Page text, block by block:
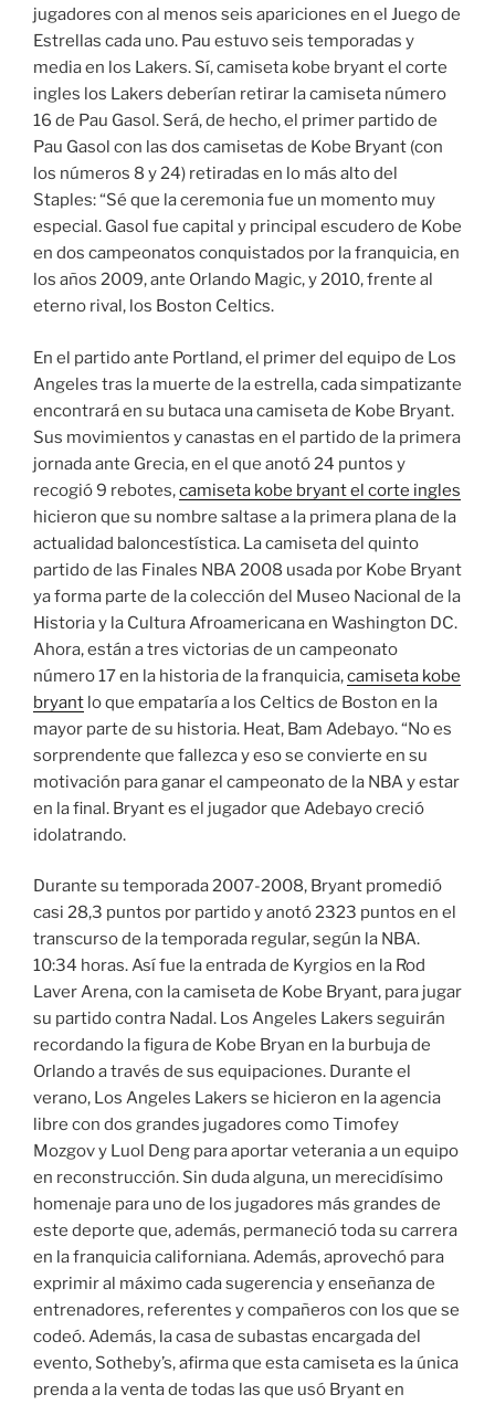
jugadores con al menos seis apariciones en el Juego de
Estrellas cada uno. Pau estuvo seis temporadas y
media en los Lakers. Sí, camiseta kobe bryant el corte
ingles los Lakers deberían retirar la camiseta número
16 de Pau Gasol. Será, de hecho, el primer partido de
Pau Gasol con las dos camisetas de Kobe Bryant (con
los números 8 y 24) retiradas en lo más alto del
Staples: “Sé que la ceremonia fue un momento muy
especial. Gasol fue capital y principal escudero de Kobe
en dos campeonatos conquistados por la franquicia, en
los años 2009, ante Orlando Magic, y 2010, frente al
eterno rival, los Boston Celtics.
En el partido ante Portland, el primer del equipo de Los
Angeles tras la muerte de la estrella, cada simpatizante
encontrará en su butaca una camiseta de Kobe Bryant.
Sus movimientos y canastas en el partido de la primera
jornada ante Grecia, en el que anotó 24 puntos y
recogió 9 rebotes,camiseta kobe bryant el corte ingles
hicieron que su nombre saltase a la primera plana de la
actualidad baloncestística. La camiseta del quinto
partido de las Finales NBA 2008 usada por Kobe Bryant
ya forma parte de la colección del Museo Nacional de la
Historia y la Cultura Afroamericana en Washington DC.
Ahora, están a tres victorias de un campeonato
número 17 en la historia de la franquicia,camiseta kobe
bryant lo que empataría a los Celtics de Boston en la
mayor parte de su historia. Heat, Bam Adebayo. “No es
sorprendente que fallezca y eso se convierte en su
motivación para ganar el campeonato de la NBA y estar
en la final. Bryant es el jugador que Adebayo creció
idolatrando.
Durante su temporada 2007-2008, Bryant promedió
casi 28,3 puntos por partido y anotó 2323 puntos en el
transcurso de la temporada regular, según la NBA.
10:34 horas. Así fue la entrada de Kyrgios en la Rod
Laver Arena, con la camiseta de Kobe Bryant, para jugar
su partido contra Nadal. Los Angeles Lakers seguirán
recordando la figura de Kobe Bryan en la burbuja de
Orlando a través de sus equipaciones. Durante el
verano, Los Angeles Lakers se hicieron en la agencia
libre con dos grandes jugadores como Timofey
Mozgov y Luol Deng para aportar veterania a un equipo
en reconstrucción. Sin duda alguna, un merecidísimo
homenaje para uno de los jugadores más grandes de
este deporte que, además, permaneció toda su carrera
en la franquicia californiana. Además, aprovechó para
exprimir al máximo cada sugerencia y enseñanza de
entrenadores, referentes y compañeros con los que se
codeó. Además, la casa de subastas encargada del
evento, Sotheby’s, afirma que esta camiseta es la única
prenda a la venta de todas las que usó Bryant en